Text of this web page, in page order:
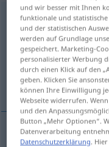
durchblicken
Übersicht aller
(Für mehr Details die
la skinne
Beispiele
und wir besser mit Ihnen
funktionale und
und der statistischen
werden auf Grundlage
gespeichert. Marketing-
personalisierter Werbung
durch einen Klick auf den
geben. Klicken Sie
können Ihre Einwilligung
Webseite widerrufen.
und den
Button „Mehr Optionen“.
Datenverarbeitung
Datenschutzerklärung.